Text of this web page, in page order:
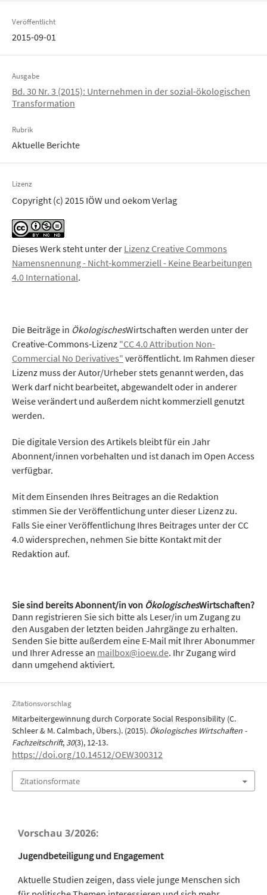
Veröffentlicht
2015-09-01
Ausgabe
Bd. 30 Nr. 3 (2015): Unternehmen in der sozial-ökologischen
Transformation
Rubrik
Aktuelle Berichte
Lizenz
Copyright (c) 2015 IÖW und oekom Verlag
Dieses Werk steht unter der Lizenz Creative Commons
Namensnennung - Nicht-kommerziell - Keine Bearbeitungen
4.0 International.
Die Beiträge in ÖkologischesWirtschaften werden unter der
Creative-Commons-Lizenz "CC 4.0 Attribution Non-
Commercial No Derivatives" veröffentlicht. Im Rahmen dieser
Lizenz muss der Autor/Urheber stets genannt werden, das
Werk darf nicht bearbeitet, abgewandelt oder in anderer
Weise verändert und außerdem nicht kommerziell genutzt
werden.
Die digitale Version des Artikels bleibt für ein Jahr
Abonnent/innen vorbehalten und ist danach im Open Access
verfügbar.
Mit dem Einsenden Ihres Beitrages an die Redaktion
stimmen Sie der Veröffentlichung unter dieser Lizenz zu.
Falls Sie einer Veröffentlichung Ihres Beitrages unter der CC
4.0 widersprechen, nehmen Sie bitte Kontakt mit der
Redaktion auf.
Sie sind bereits Abonnent/in von ÖkologischesWirtschaften?
Dann registrieren Sie sich bitte als Leser/in um Zugang zu
den Ausgaben der letzten beiden Jahrgänge zu erhalten.
Senden Sie bitte außerdem eine E-Mail mit Ihrer Abonummer
und Ihrer Adresse an mailbox@ioew.de. Ihr Zugang wird
dann umgehend aktiviert.
Zitationsvorschlag
Mitarbeitergewinnung durch Corporate Social Responsibility (C.
Schleer & M. Calmbach, Übers.). (2015). Ökologisches Wirtschaften -
Fachzeitschrift, 30(3), 12-13.
https://doi.org/10.14512/OEW300312
Zitationsformate
Vorschau 3/2026:
Jugendbeteiligung und Engagement
Aktuelle Studien zeigen, dass viele junge Menschen sich